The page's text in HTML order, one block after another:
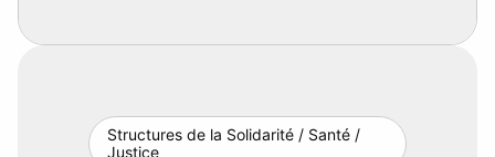
Structures de la Solidarité / Santé /
Justice